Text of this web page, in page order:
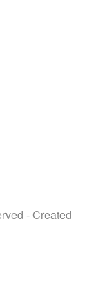
- Created